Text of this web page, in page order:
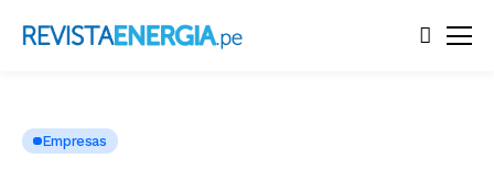
Empresas